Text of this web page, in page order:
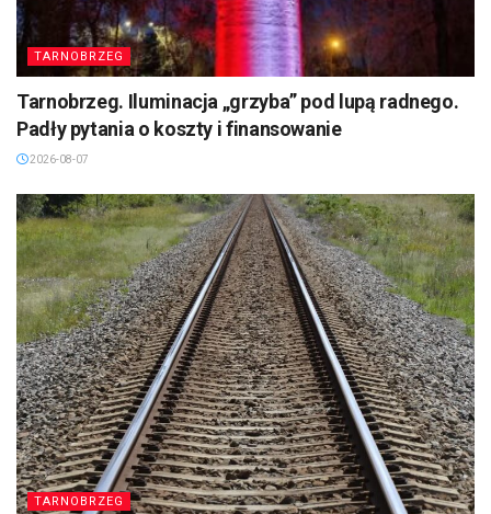
TARNOBRZEG
Tarnobrzeg. Iluminacja „grzyba” pod lupą radnego.
Padły pytania o koszty i finansowanie
2026-08-07
TARNOBRZEG